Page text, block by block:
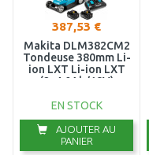
387,53 €
Makita DLM382CM2
Tondeuse 380mm Li-
ion LXT Li-ion LXT
(2x4,0Ah/18V)
EN STOCK
AJOUTER AU
PANIER